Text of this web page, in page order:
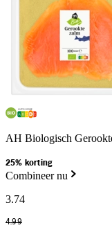
AH Biologisch
25% korting
Combineer nu
3.74
4.99